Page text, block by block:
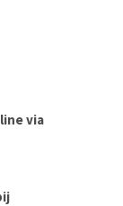
via